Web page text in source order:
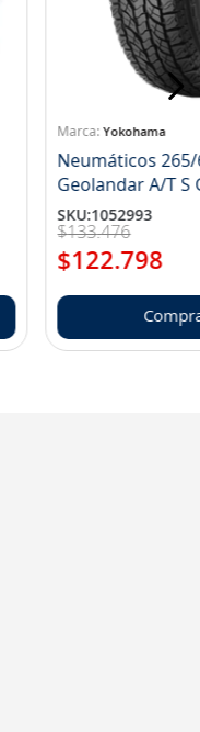
Yokohama
Neumáticos 265/
SKU:1052993
$133.476
$122.798